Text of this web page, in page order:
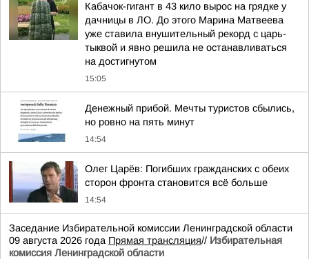
Кабачок-гигант в 43 кило вырос на грядке у
дачницы в ЛО. До этого Марина Матвеева
уже ставила внушительный рекорд с царь-
тыквой и явно решила не останавливаться
на достигнутом
15:05
Денежный прибой. Мечты туристов сбылись,
но ровно на пять минут
14:54
Олег Царёв: Погибших гражданских с обеих
сторон фронта становится всё больше
14:54
Заседание Избирательной комиссии Ленинградской области
09 августа 2026 года Прямая трансляция// Избирательная
комиссия Ленинградской области